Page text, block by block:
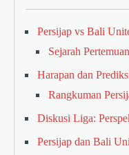
Persijap vs Bali
Sejarah
Harapan dan
Rangkuman
Diskusi Liga:
Persijap dan Bali